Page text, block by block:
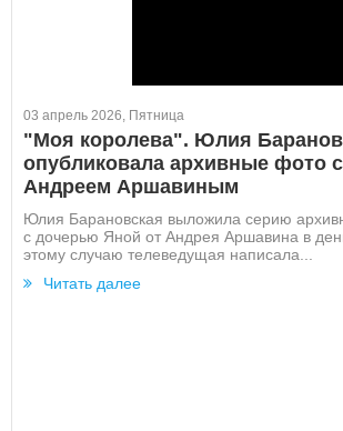
03 апрель 2026, Пятница
"Моя королева". Юлия
опубликовала архивные фото
Андреем Аршавиным
Юлия Барановская выложила серию
с дочерью Яной от Андрея Аршавина в
этому случаю телеведущая написала...
Читать далее